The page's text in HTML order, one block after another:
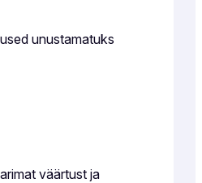
unustamatuks
väärtust ja